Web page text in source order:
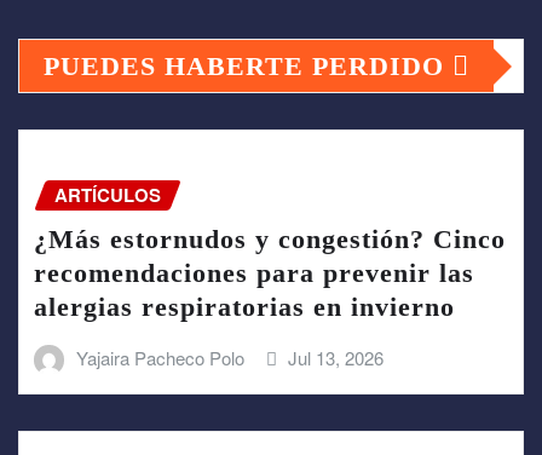
PUEDES HABERTE PERDIDO
ARTÍCULOS
¿Más estornudos y congestión? Cinco
recomendaciones para prevenir las
alergias respiratorias en invierno
Yajaira Pacheco Polo Jul 13, 2026